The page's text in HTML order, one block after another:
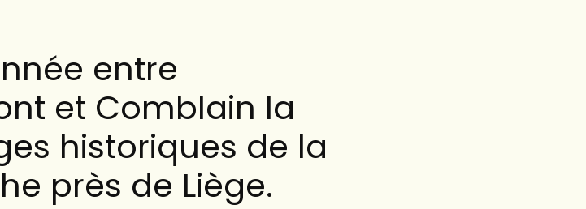
entre
et Comblain la
historiques de la
près de Liège.